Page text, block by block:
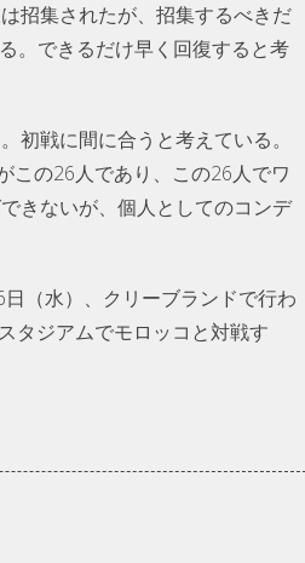
招集されたが、招集するべきだ
。できるだけ早く回復すると考
初戦に間に合うと考えている。
この26人であり、この26人でワ
きないが、個人としてのコンデ
（水）、クリーブランドで行わ
タジアムでモロッコと対戦す